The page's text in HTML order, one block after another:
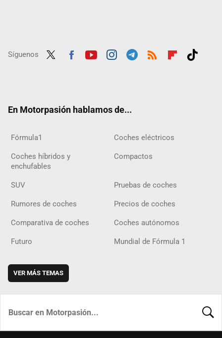
Síguenos
En Motorpasión hablamos de...
Fórmula1 Coches eléctricos
Coches híbridos y
enchufables
Compactos
SUV Pruebas de coches
Rumores de coches Precios de coches
Comparativa de coches Coches autónomos
Futuro Mundial de Fórmula 1
VER MÁS TEMAS